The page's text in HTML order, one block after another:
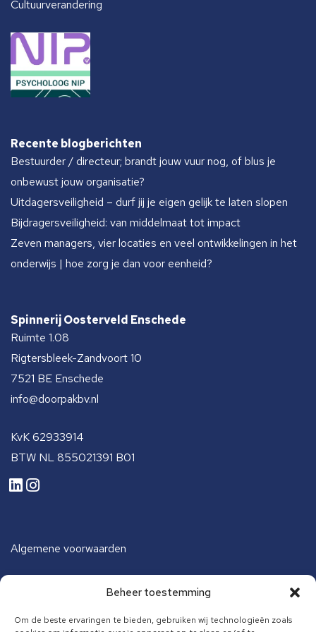
Beheer toestemming
Om de beste ervaringen te bieden, gebruiken wij technologieën zoals
Cultuurverandering
Recente blogberichten
Bestuurder / directeur; brandt jouw vuur nog, of blus je
onbewust jouw organisatie?
Uitdagersveiligheid – durf jij je eigen gelijk te laten slopen
Bijdragersveiligheid: van middelmaat tot impact
Zeven managers, vier locaties en veel ontwikkelingen in het
onderwijs | hoe zorg je dan voor eenheid?
Spinnerij Oosterveld Enschede
Ruimte 1.08
Rigtersbleek-Zandvoort 10
7521 BE Enschede
info@doorpakbv.nl
KvK 62933914
BTW NL 855021391 B01
Algemene voorwaarden